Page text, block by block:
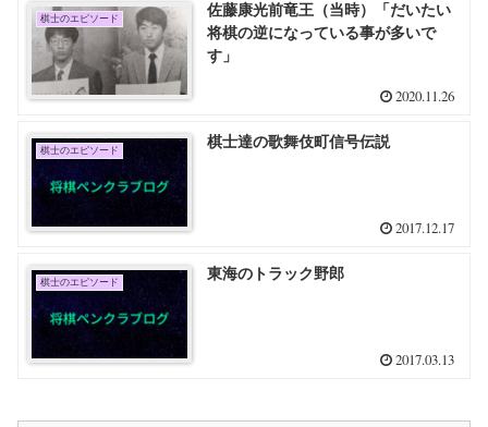
棋士のエピソード
佐藤康光前竜王（当時）「だいたい
将棋の逆になっている事が多いで
す」
2020.11.26
棋士のエピソード 棋士達の歌舞伎町信号伝説
2017.12.17
棋士のエピソード 東海のトラック野郎
2017.03.13